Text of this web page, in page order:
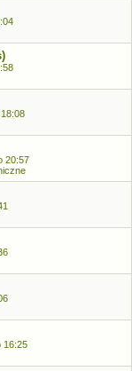
20:57
16:25